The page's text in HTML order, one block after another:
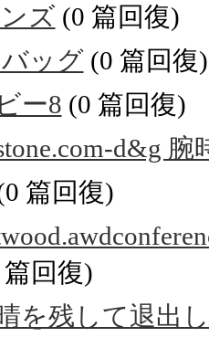
ズ(0 篇回復)
ッグ(0 篇回復)
ー8 (0 篇回復)
d&g 腕
篇回復)
篇回復)
を残して退出